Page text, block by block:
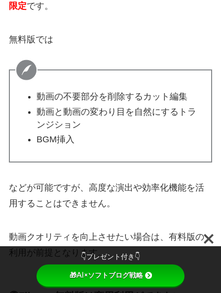
限定です。
無料版では
動画の不要部分を削除するカット編集
動画と動画の変わり目を自然にするトラ
ンジション
BGM挿入
などが可能ですが、高度な演出や効率化機能を活
用することはできません。
動画クオリティを向上させたい場合は、有料版の
利用が前提となります。👇プレゼント付き👇
🎁AI×ソフトブログ戦略